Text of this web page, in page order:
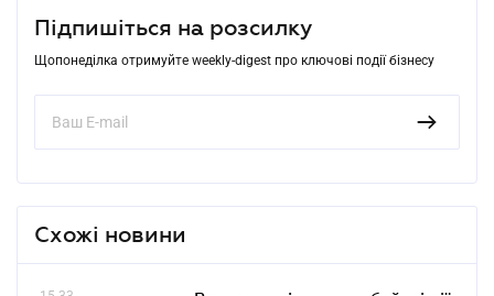
Підпишіться на розсилку
Щопонеділка отримуйте weekly-digest про ключові події бізнесу
Схожі новини